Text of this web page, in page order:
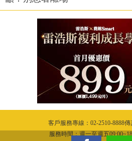
客戶服務專線：02-2510-8888傳
服務時間：週一至週五